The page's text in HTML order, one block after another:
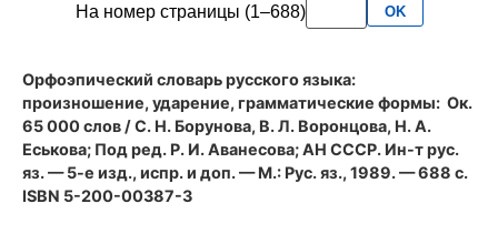
АванесоваНа номер страницы (1–688) OK
Орфоэпический словарь русского языка:
произношение, ударение, грамматические формы: Ок.
65 000 слов / С. Н. Борунова, В. Л. Воронцова, Н. А.
Еськова; Под ред. Р. И. Аванесова; АН СССР. Ин-т рус.
яз. — 5-е изд., испр. и доп. — М.: Рус. яз., 1989. — 688 с.
ISBN 5-200-00387-3